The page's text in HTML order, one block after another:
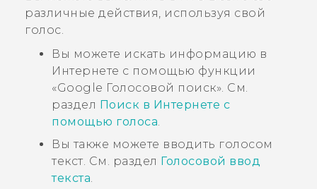
различные действия, используя свой
голос.
Вы можете искать информацию в
Интернете с помощью функции
«Google Голосовой поиск». См.
раздел Поиск в Интернете с
помощью голоса.
Вы также можете вводить голосом
текст. См. раздел Голосовой ввод
текста.